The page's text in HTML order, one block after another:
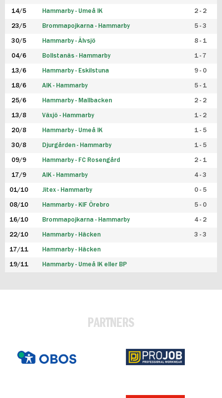
14/5 Hammarby - Umeå IK 2 - 2
23/5 Brommapojkarna - Hammarby 5 - 3
30/5 Hammarby - Älvsjö 8 - 1
04/6 Bollstanäs - Hammarby 1 - 7
13/6 Hammarby - Eskilstuna 9 - 0
18/6 AIK - Hammarby 5 - 1
25/6 Hammarby - Mallbacken 2 - 2
13/8 Växjö - Hammarby 1 - 2
20/8 Hammarby - Umeå IK 1 - 5
30/8 Djurgården - Hammarby 1 - 5
09/9 Hammarby - FC Rosengård 2 - 1
17/9 AIK - Hammarby 4 - 3
01/10 Jitex - Hammarby 0 - 5
08/10 Hammarby - KIF Örebro 5 - 0
16/10 Brommapojkarna - Hammarby 4 - 2
22/10 Hammarby - Häcken 3 - 3
17/11 Hammarby - Häcken
19/11 Hammarby - Umeå IK eller BP
PARTNERS